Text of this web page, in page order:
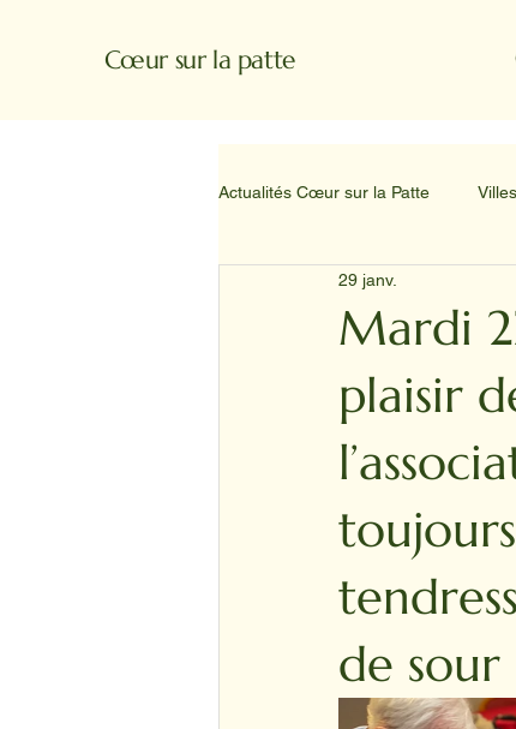
Cœur sur la patte
Actualités Cœur sur la Patte Villes
Mardi
plaisir
de sour
29 janv.